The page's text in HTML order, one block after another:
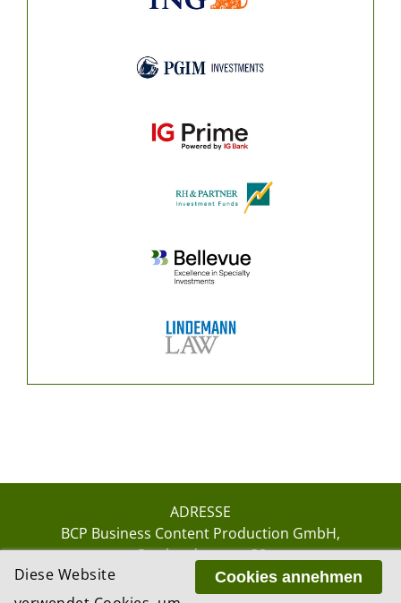
ADRESSE
BCP Business Content Production GmbH
Gotthardstrasse 38
8002 ZürichCookies annehmen
Diese Website